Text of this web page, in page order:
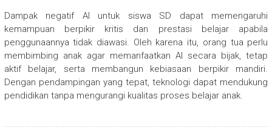
Dampak negatif AI untuk siswa SD dapat memengaruhi
kemampuan berpikir kritis dan prestasi belajar apabila
penggunaannya tidak diawasi. Oleh karena itu, orang tua perlu
membimbing anak agar memanfaatkan AI secara bijak, tetap
aktif belajar, serta membangun kebiasaan berpikir mandiri.
Dengan pendampingan yang tepat, teknologi dapat mendukung
pendidikan tanpa mengurangi kualitas proses belajar anak.